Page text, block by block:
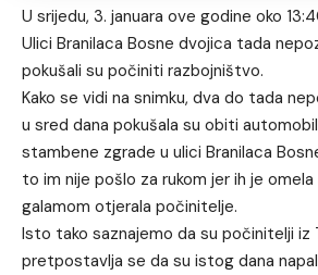
U srijedu, 3. januara ove godine oko
Ulici Branilaca Bosne dvojica tada
pokušali su počiniti razbojništvo.
Kako se vidi na snimku, dva do tada
u sred dana pokušala su obiti
stambene zgrade u ulici Branilaca
to im nije pošlo za rukom jer ih je omela
galamom otjerala počinitelje.
Isto tako saznajemo da su počinitelji iz
pretpostavlja se da su istog dana